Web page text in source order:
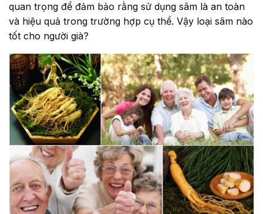
quan trọng để đảm bảo rằng sử dụng sâm là an toàn
và hiệu quả trong trường hợp cụ thể. Vậy loại sâm nào
tốt cho người già?